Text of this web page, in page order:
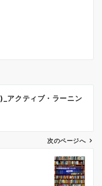
アクティブ・ラーニン
次のページへ